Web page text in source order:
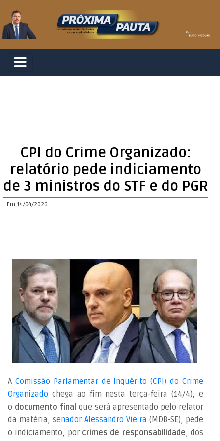
CPI do Crime Organizado:
relatório pede indiciamento
de 3 ministros do STF e do PGR
Em 14/04/2026
A Comissão Parlamentar de Inquérito (CPI) do Crime
Organizado chega ao fim nesta terça-feira (14/4), e
o documento final que será apresentado pelo relator
da matéria,senador Alessandro Vieira (MDB-SE), pede
o indiciamento, por crimes de responsabilidade, dos